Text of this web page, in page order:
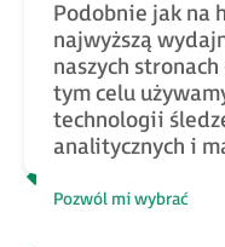
W tym
zmienne, które
używać w innych
być przesłane –
Podobnie jak na
najwyższą
naszych
tym celu
technologii
analitycznych i
Pozwól mi wybrać